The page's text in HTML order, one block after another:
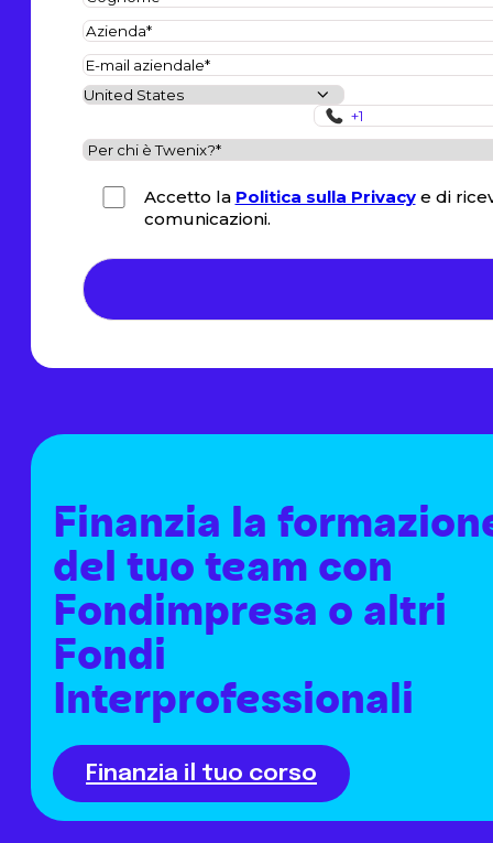
Accetto la Politica sulla Privacye di
comunicazioni.
Finanzia la
del tuo team con
Fondimpresa o altri
Fondi
Interprofessionali
Finanzia il tuo corso